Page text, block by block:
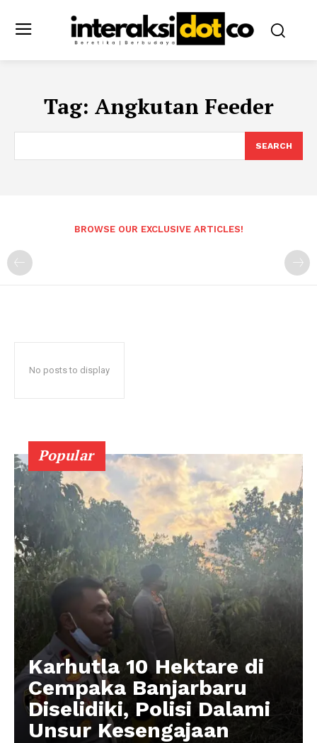
Tag: Angkutan Feeder
SEARCH
BROWSE OUR EXCLUSIVE ARTICLES!
No posts to display
Popular
Karhutla 10 Hektare di
Cempaka Banjarbaru
Diselidiki, Polisi Dalami
Unsur Kesengajaan